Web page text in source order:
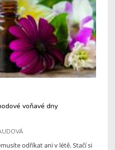
voňavé dny
odříkat ani v létě. Stačí si